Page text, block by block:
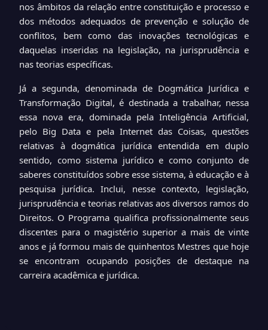
nos âmbitos da relação entre constituição e processo e
dos métodos adequados de prevenção e solução de
conflitos, bem como das inovações tecnológicas e
daquelas inseridas na legislação, na jurisprudência e
nas teorias específicas.
Já a segunda, denominada de Dogmática Jurídica e
Transformação Digital, é destinada a trabalhar, nessa
essa nova era, dominada pela Inteligência Artificial,
pelo Big Data e pela Internet das Coisas, questões
relativas à dogmática jurídica entendida em duplo
sentido, como sistema jurídico e como conjunto de
saberes constituídos sobre esse sistema, à educação e à
pesquisa jurídica. Inclui, nesse contexto, legislação,
jurisprudência e teorias relativas aos diversos ramos do
Direitos. O Programa qualifica profissionalmente seus
discentes para o magistério superior a mais de vinte
anos e já formou mais de quinhentos Mestres que hoje
se encontram ocupando posições de destaque na
carreira acadêmica e jurídica.